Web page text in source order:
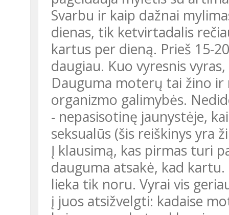
Svarbu ir kaip dažnai
dienas, tik ketvirtadalis
kartus per dieną. Prieš 15-
daugiau. Kuo vyresnis
Dauguma moterų tai žino
organizmo galimybės.
- nepasisotinę jaunystėje,
seksualūs (šis reiškinys yra
Į klausimą, kas pirmas turi
dauguma atsakė, kad
lieka tik noru. Vyrai vis
į juos atsižvelgti: kadaise